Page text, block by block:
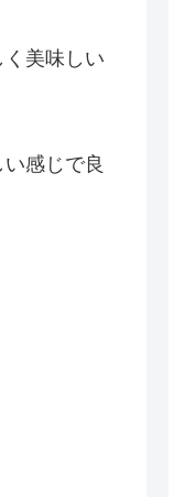
美味しい
感じで良